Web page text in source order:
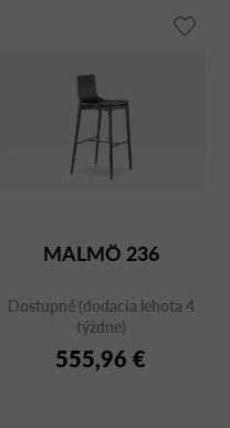
MALMÖ 236
Dostupné (dodacia lehota 4
týždne)
555,96 €